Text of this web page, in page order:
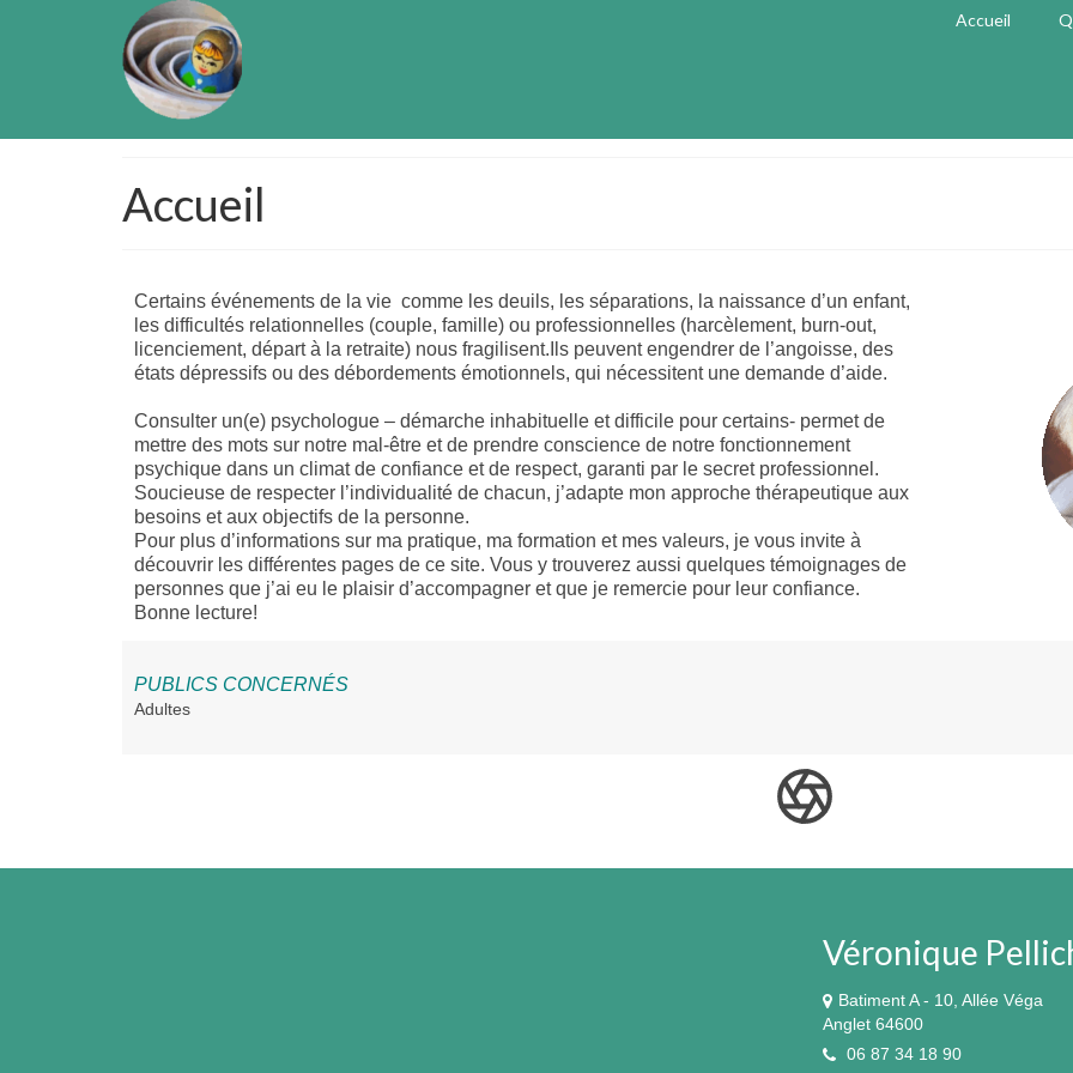
Accueil
Accueil
Certains événements de la vie comme les deuils, les séparations, la naissance d’un enfant,
les difficultés relationnelles (couple, famille) ou professionnelles (harcèlement, burn-out,
licenciement, départ à la retraite) nous fragilisent. ls peuvent engendrer de l’angoisse, des
états dépressifs ou des débordements émotionnels, qui nécessitent une demande d’aide.
Consulter un(e) psychologue – démarche inhabituelle et difficile pour certains- permet de
mettre des mots sur notre mal-être et de prendre conscience de notre fonctionnement
psychique dans un climat de confiance et de respect, garanti par le secret professionnel.
Soucieuse de respecter l’individualité de chacun, j’adapte mon approche thérapeutique aux
besoins et aux objectifs de la personne.
Pour plus d’informations sur ma pratique, ma formation et mes valeurs, je vous invite à
découvrir les différentes pages de ce site. Vous y trouverez aussi quelques témoignages de
personnes que j’ai eu le plaisir d’accompagner et que je remercie pour leur confiance.
Bonne lecture!
PUBLICS CONCERNÉS
Adultes
Véronique
Batiment A - 10, Allée Véga
Anglet 64600
06 87 34 18 90